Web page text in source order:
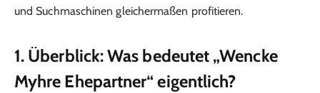
und Suchmaschinen gleichermaßen profitieren.
1. Überblick: Was bedeutet „Wencke
Myhre Ehepartner“ eigentlich?